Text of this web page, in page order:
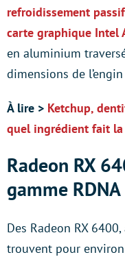
refroidissement
carte graphique Intel
en aluminium
dimensions de
À lire > Ketchup,
quel ingrédient fait
Radeon RX
gamme
Des Radeon RX
trouvent pour